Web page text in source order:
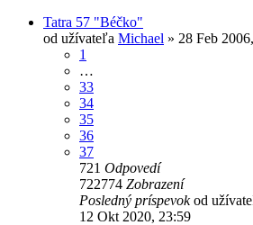
Tatra 57 "Béčko"
od užívateľa Michael » 28 Feb
1
…
33
34
35
36
37
721 Odpovedí
722774 Zobrazení
Posledný príspevokod
12 Okt 2020, 23:59